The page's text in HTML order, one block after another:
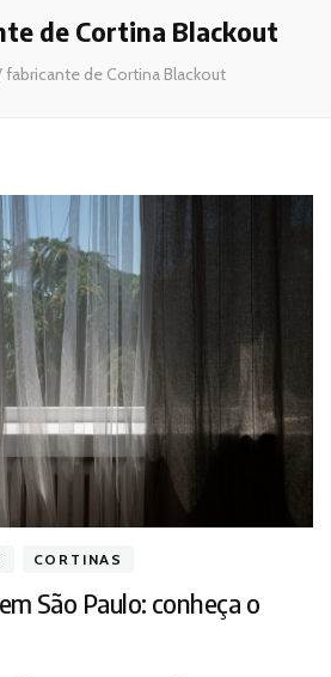
de Cortina Blackout
fabricante de Cortina Blackout
CORTINAS
São Paulo: conheça o